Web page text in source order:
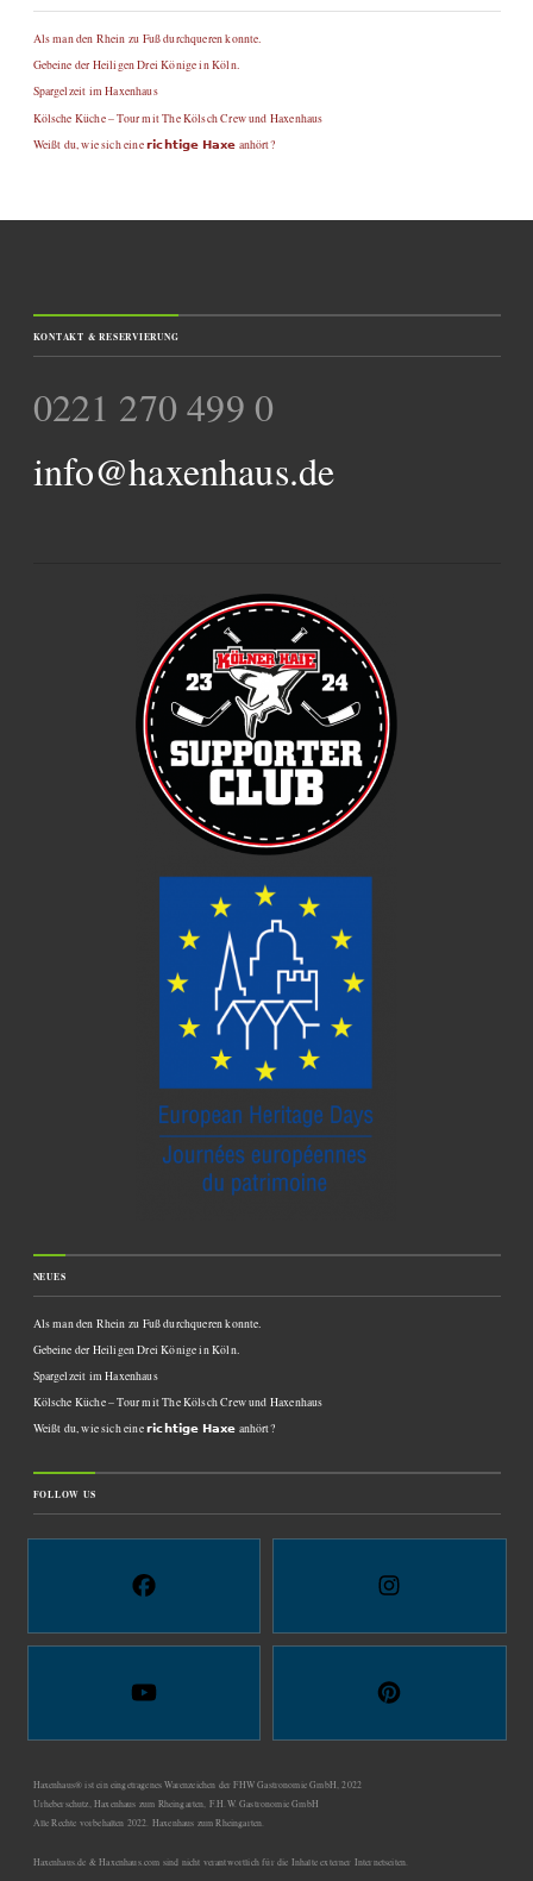
Als man den Rhein zu Fuß durchqueren konnte.
Gebeine der Heiligen Drei Könige in Köln.
Spargelzeit im Haxenhaus
Kölsche Küche – Tour mit The Kölsch Crew und Haxenhaus
Weißt du, wie sich eine 𝗿𝗶𝗰𝗵𝘁𝗶𝗴𝗲 𝗛𝗮𝘅𝗲 anhört?
KONTAKT & RESERVIERUNG
0221 270 499 0
info@haxenhaus.de
NEUES
Als man den Rhein zu Fuß durchqueren konnte.
Gebeine der Heiligen Drei Könige in Köln.
Spargelzeit im Haxenhaus
Kölsche Küche – Tour mit The Kölsch Crew und Haxenhaus
Weißt du, wie sich eine 𝗿𝗶𝗰𝗵𝘁𝗶𝗴𝗲 𝗛𝗮𝘅𝗲 anhört?
FOLLOW US
Haxenhaus® ist ein eingetragenes Warenzeichen der FHW Gastronomie GmbH, 2022
Urheberschutz, Haxenhaus zum Rheingarten, F.H.W. Gastronomie GmbH
Alle Rechte vorbehalten 2022. Haxenhaus zum Rheingarten.
Haxenhaus.de & Haxenhaus.com sind nicht verantwortlich für die Inhalte externer Internetseiten.